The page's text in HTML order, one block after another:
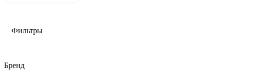
Фильтры
Бренд